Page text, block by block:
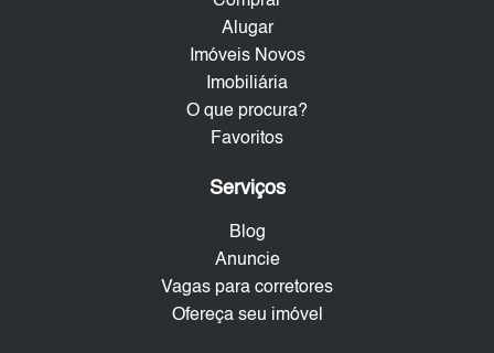
Alugar
Imóveis Novos
Imobiliária
O que procura?
Favoritos
Serviços
Blog
Anuncie
Vagas para corretores
Ofereça seu imóvel